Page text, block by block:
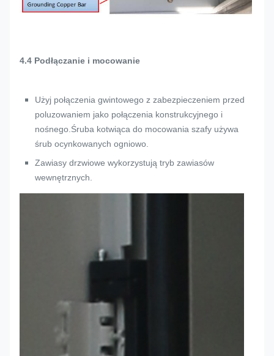
4.4 Podłączanie i mocowanie
Użyj połączenia gwintowego z zabezpieczeniem przed
poluzowaniem jako połączenia konstrukcyjnego i
nośnego.Śruba kotwiąca do mocowania szafy używa
śrub ocynkowanych ogniowo.
Zawiasy drzwiowe wykorzystują tryb zawiasów
wewnętrznych.